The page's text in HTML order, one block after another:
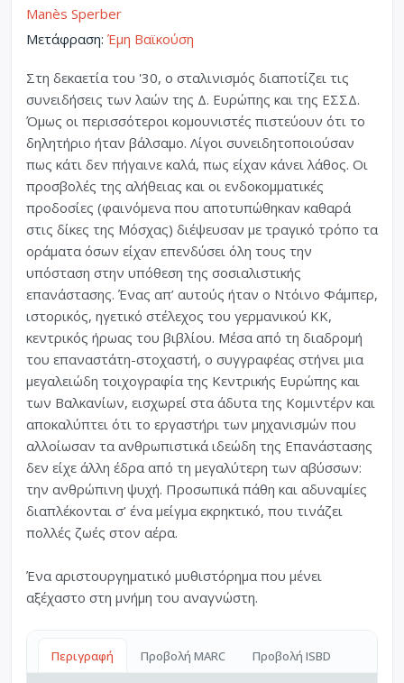
Manès Sperber
Μετάφραση: Έμη Βαϊκούση
Στη δεκαετία του '30, ο σταλινισμός διαποτίζει τις
συνειδήσεις των λαών της Δ. Ευρώπης και της ΕΣΣΔ.
Όμως οι περισσότεροι κομουνιστές πιστεύουν ότι το
δηλητήριο ήταν βάλσαμο. Λίγοι συνειδητοποιούσαν
πως κάτι δεν πήγαινε καλά, πως είχαν κάνει λάθος. Οι
προσβολές της αλήθειας και οι ενδοκομματικές
προδοσίες (φαινόμενα που αποτυπώθηκαν καθαρά
στις δίκες της Μόσχας) διέψευσαν με τραγικό τρόπο τα
οράματα όσων είχαν επενδύσει όλη τους την
υπόσταση στην υπόθεση της σοσιαλιστικής
επανάστασης. Ένας απ’ αυτούς ήταν ο Ντόινο Φάμπερ,
ιστορικός, ηγετικό στέλεχος του γερμανικού ΚΚ,
κεντρικός ήρωας του βιβλίου. Μέσα από τη διαδρομή
του επαναστάτη-στοχαστή, ο συγγραφέας στήνει μια
μεγαλειώδη τοιχογραφία της Κεντρικής Ευρώπης και
των Βαλκανίων, εισχωρεί στα άδυτα της Κομιντέρν και
αποκαλύπτει ότι το εργαστήρι των μηχανισμών που
αλλοίωσαν τα ανθρωπιστικά ιδεώδη της Επανάστασης
δεν είχε άλλη έδρα από τη μεγαλύτερη των αβύσσων:
την ανθρώπινη ψυχή. Προσωπικά πάθη και αδυναμίες
διαπλέκονται σ’ ένα μείγμα εκρηκτικό, που τινάζει
πολλές ζωές στον αέρα.
Ένα αριστουργηματικό μυθιστόρημα που μένει
αξέχαστο στη μνήμη του αναγνώστη.
Περιγραφή Προβολή MARC Προβολή ISBD